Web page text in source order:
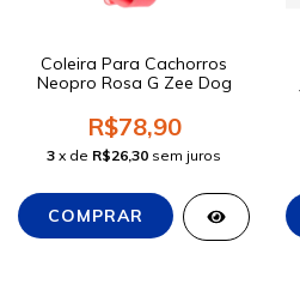
Coleira Para Cachorros
Neopro Rosa G Zee Dog
R$78,90
3 x de R$26,30 sem juros